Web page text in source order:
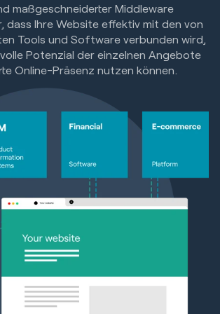
maßgeschneiderter Middleware
dass Ihre Website effektiv mit den von
Tools und Software verbunden wird,
Potenzial der einzelnen Angebote
Online-Präsenz nutzen können.